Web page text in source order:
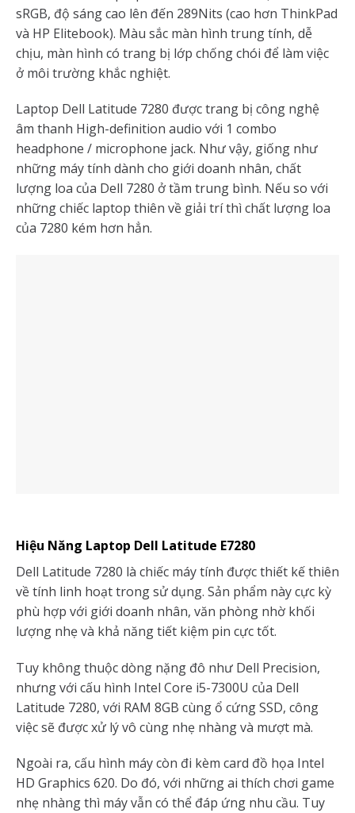
sRGB, độ sáng cao lên đến 289Nits (cao hơn ThinkPad
và HP Elitebook). Màu sắc màn hình trung tính, dễ
chịu, màn hình có trang bị lớp chống chói để làm việc
ở môi trường khắc nghiệt.
Laptop Dell Latitude 7280 được trang bị công nghệ
âm thanh High-definition audio với 1 combo
headphone / microphone jack. Như vậy, giống như
những máy tính dành cho giới doanh nhân, chất
lượng loa của Dell 7280 ở tầm trung bình. Nếu so với
những chiếc laptop thiên về giải trí thì chất lượng loa
của 7280 kém hơn hẳn.
Hiệu Năng Laptop Dell Latitude E7280
Dell Latitude 7280 là chiếc máy tính được thiết kế thiên
về tính linh hoạt trong sử dụng. Sản phẩm này cực kỳ
phù hợp với giới doanh nhân, văn phòng nhờ khối
lượng nhẹ và khả năng tiết kiệm pin cực tốt.
Tuy không thuộc dòng nặng đô như Dell Precision,
nhưng với cấu hình Intel Core i5-7300U của Dell
Latitude 7280, với RAM 8GB cùng ổ cứng SSD, công
việc sẽ được xử lý vô cùng nhẹ nhàng và mượt mà.
Ngoài ra, cấu hình máy còn đi kèm card đồ họa Intel
HD Graphics 620. Do đó, với những ai thích chơi game
nhẹ nhàng thì máy vẫn có thể đáp ứng nhu cầu. Tuy